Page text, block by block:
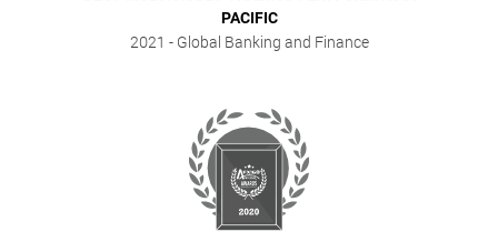
PACIFIC
2021 - Global Banking and Finance